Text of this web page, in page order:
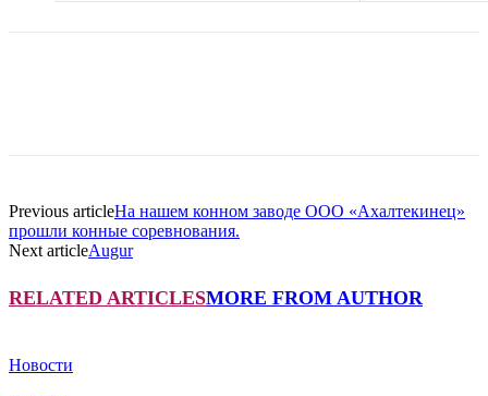
Previous articleНа нашем конном заводе ООО «Ахалтекинец»
прошли конные соревнования.
Next articleAugur
RELATED ARTICLESMORE FROM AUTHOR
Новости